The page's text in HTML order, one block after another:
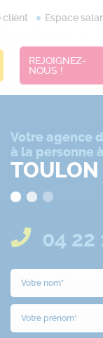
client Espace
REJOIGNEZ-
NOUS !
Votre agence
à la personne à
TOULON
04 22